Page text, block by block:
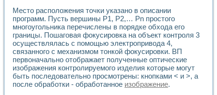
Использование систем технического зрения для контроля
Исследование электромагнитных переходных процессов
Применение LabVIEW при разработке обучающих
Разработка виртуальных тренажеров путем
Система блокировок, сигнализации и защиты ускорителя
Система сбора данных и управления процессом
Управление температурой газовой среды специальной
Разработка программного обеспечения с
Использование технологий NATIONAL INSTRUMENTS
Место расположения точки указано в описании
программ. Пусть вершины P1, P2,… Pn простого
многоугольника перечислены в порядке обхода его
границы. Пошаговая фокусировка на объект контроля 3
осуществлялась с помощью электропривода 4,
связанного с механизмом тонкой фокусировки. ВП
первоначально отображает полученные оптические
изображения контролируемого изделия которые могут
быть последовательно просмотрены: кнопками < и >, а
после обработки - обработанное изображение.